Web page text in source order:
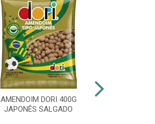
AMENDOIM DORI 400G
JAPONÊS SALGADO